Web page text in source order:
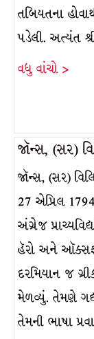
તબિયતના
પડેલી. અત્યંત
વધુ વાંચો >
જૉન્સ, (સર)
જૉન્સ, (સર)
27 એપ્રિલ
અંગ્રેજ
હૅરો અને
દરમિયાન જ
મેળવ્યું. તેમણે
તેમની ભાષા